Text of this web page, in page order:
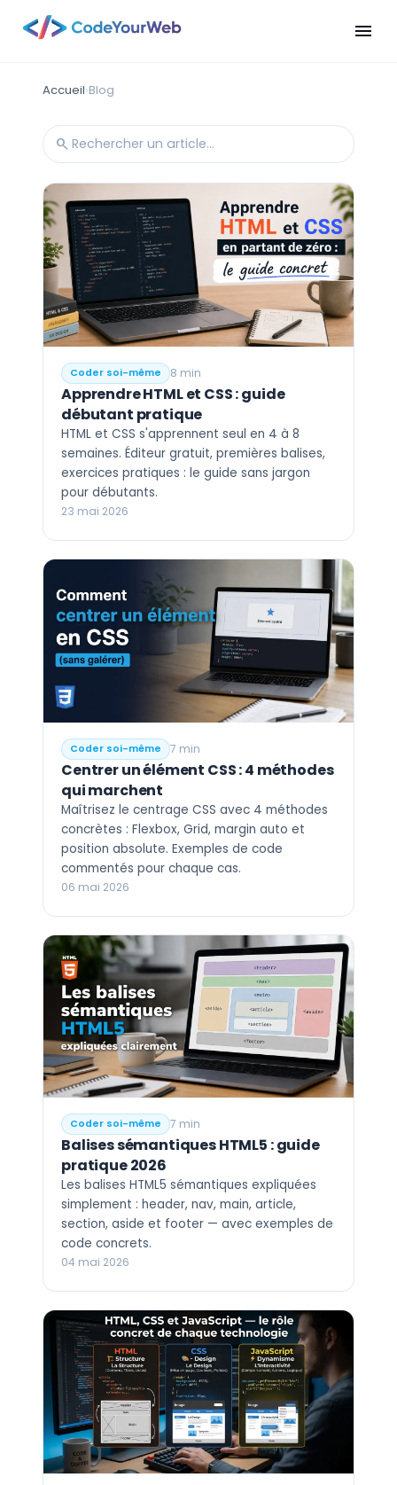
menu
Accueil›Blog
search
Rechercher dans le blog
Coder soi-même 8 min
Apprendre HTML et CSS : guide
débutant pratique
HTML et CSS s'apprennent seul en 4 à 8
semaines. Éditeur gratuit, premières balises,
exercices pratiques : le guide sans jargon
pour débutants.
23 mai 2026
Coder soi-même 7 min
Centrer un élément CSS : 4 méthodes
qui marchent
Maîtrisez le centrage CSS avec 4 méthodes
concrètes : Flexbox, Grid, margin auto et
position absolute. Exemples de code
commentés pour chaque cas.
06 mai 2026
Coder soi-même 7 min
Balises sémantiques HTML5 : guide
pratique 2026
Les balises HTML5 sémantiques expliquées
simplement : header, nav, main, article,
section, aside et footer — avec exemples de
code concrets.
04 mai 2026